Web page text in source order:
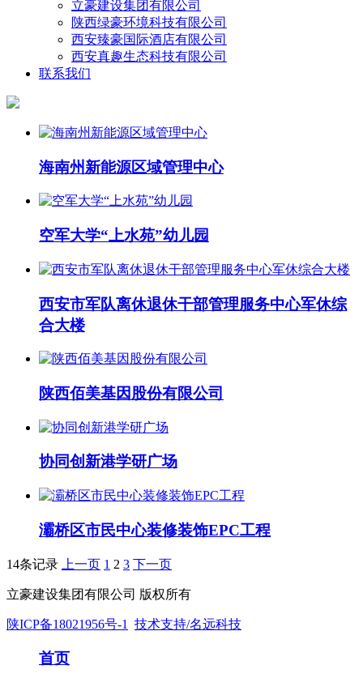
立豪建设集团有限公司
陕西绿豪环境科技有限公司
西安臻豪国际酒店有限公司
西安真趣生态科技有限公司
联系我们
海南州新能源区域管理中心
空军大学“上水苑”幼儿园
西安市军队离休退休干部管理服务中心军休综
合大楼
陕西佰美基因股份有限公司
协同创新港学研广场
灞桥区市民中心装修装饰EPC工程
14条记录 上一页 1 2 3 下一页
立豪建设集团有限公司 版权所有
陕ICP备18021956号-1 技术支持/名远科技
首页